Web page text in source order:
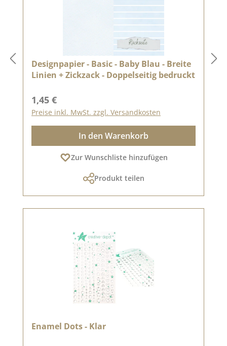
Designpapier - Basic - Baby Blau - Breite
Linien + Zickzack - Doppelseitig bedruckt
Regulärer Preis:
1,45 €
Preise inkl. MwSt. zzgl. Versandkosten
In den Warenkorb
Zur Wunschliste hinzufügen
Produkt teilen
Enamel Dots - Klar